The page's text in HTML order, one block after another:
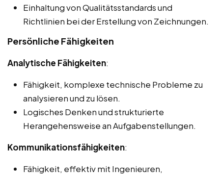
Einhaltung von Qualitätsstandards und
Richtlinien bei der Erstellung von Zeichnungen.
Persönliche Fähigkeiten
Analytische Fähigkeiten:
Fähigkeit, komplexe technische Probleme zu
analysieren und zu lösen.
Logisches Denken und strukturierte
Herangehensweise an Aufgabenstellungen.
Kommunikationsfähigkeiten:
Fähigkeit, effektiv mit Ingenieuren,